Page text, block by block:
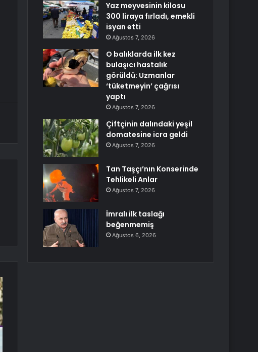
Yaz meyvesinin kilosu
300 liraya fırladı, emekli
isyan etti
Ağustos 7, 2026
O balıklarda ilk kez
bulaşıcı hastalık
görüldü: Uzmanlar
‘tüketmeyin’ çağrısı
yaptı
Ağustos 7, 2026
Çiftçinin dalındaki yeşil
domatesine icra geldi
Ağustos 7, 2026
Tan Taşçı’nın Konserinde
Tehlikeli Anlar
Ağustos 7, 2026
İmralı ilk taslağı
beğenmemiş
Ağustos 6, 2026